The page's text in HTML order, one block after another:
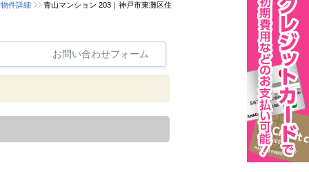
件詳細
青山マンション 203｜神戸市東灘区住
お問い合わせフォーム